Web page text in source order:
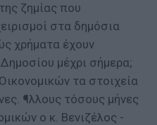
ζημίας που
στα δημόσια
χρήματα έχουν
μέχρι σήμερα;
τα στοιχεία
¶λλους τόσους μήνες
ο κ. Βενιζέλος -